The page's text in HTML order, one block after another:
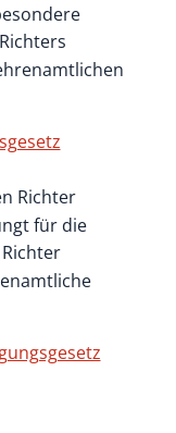
Richter
für die